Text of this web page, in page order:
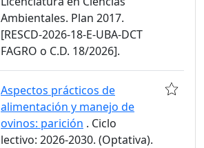
Ambientales. Plan 2017.
[RESCD-2026-18-E-UBA-DCT
FAGRO o C.D. 18/2026].
Aspectos prácticos de
alimentación y manejo de
ovinos: parición . Ciclo
lectivo: 2026-2030. (Optativa).